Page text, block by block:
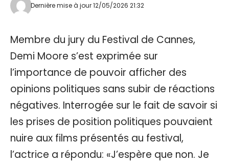
Dernière mise à jour 12/05/2026 21:32
Membre du jury du Festival de Cannes,
Demi Moore s’est exprimée sur
l’importance de pouvoir afficher des
opinions politiques sans subir de réactions
négatives. Interrogée sur le fait de savoir si
les prises de position politiques pouvaient
nuire aux films présentés au festival,
l’actrice a répondu: «J’espère que non. Je